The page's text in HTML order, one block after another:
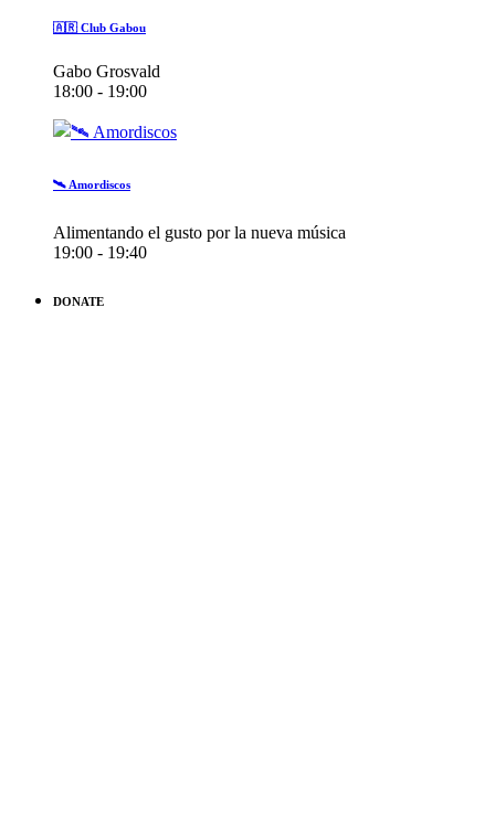
🇦🇷 Club Gabou
Gabo Grosvald
18:00 - 19:00
🛰️ Amordiscos
Alimentando el gusto por la nueva música
19:00 - 19:40
DONATE